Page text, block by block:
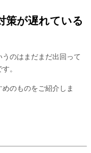
策が遅れている
のはまだまだ出回って
。
のものをご紹介しま